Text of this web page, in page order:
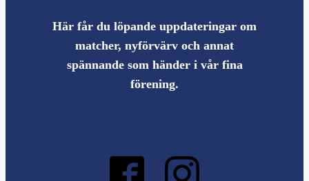
Här får du löpande uppdateringar om
matcher, nyförvärv och annat
spännande som händer i vår fina
förening.